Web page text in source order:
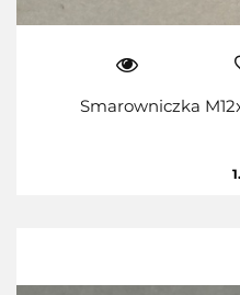
Smarowniczka